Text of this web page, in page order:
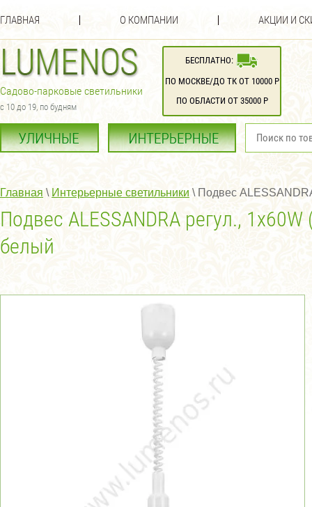
ГЛАВНАЯ О КОМПАНИИ АКЦИИ И
Садово-парковые светильники
с 10 до 19, по будням
БЕСПЛАТНО:
ПО МОСКВЕ/ДО ТК ОТ 10000 Р
ПО ОБЛАСТИ ОТ 35000 Р
Главная \ Интерьерные светильники \ Подвес
Подвес ALESSANDRA регул.,
белый